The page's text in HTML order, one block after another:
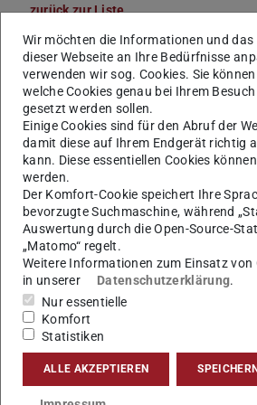
zurück zur Liste
Dr.Adrian Oeftiger
Wir möchten die Informationen und
dieser Webseite an Ihre Bedürfnisse
verwenden wir sog. Cookies. Sie
welche Cookies genau bei Ihrem
gesetzt werden sollen.
Einige Cookies sind für den Abruf der
damit diese auf Ihrem Endgerät richtig
kann. Diese essentiellen Cookies
werden.
Der Komfort-Cookie speichert Ihre
bevorzugte Suchmaschine, während
Auswertung durch die Open-Source-
„Matomo“ regelt.
Weitere Informationen zum Einsatz von
in unserer
Datenschutzerklärung.
Nur essentielle
Komfort
Statistiken
ALLE AKZEPTIEREN